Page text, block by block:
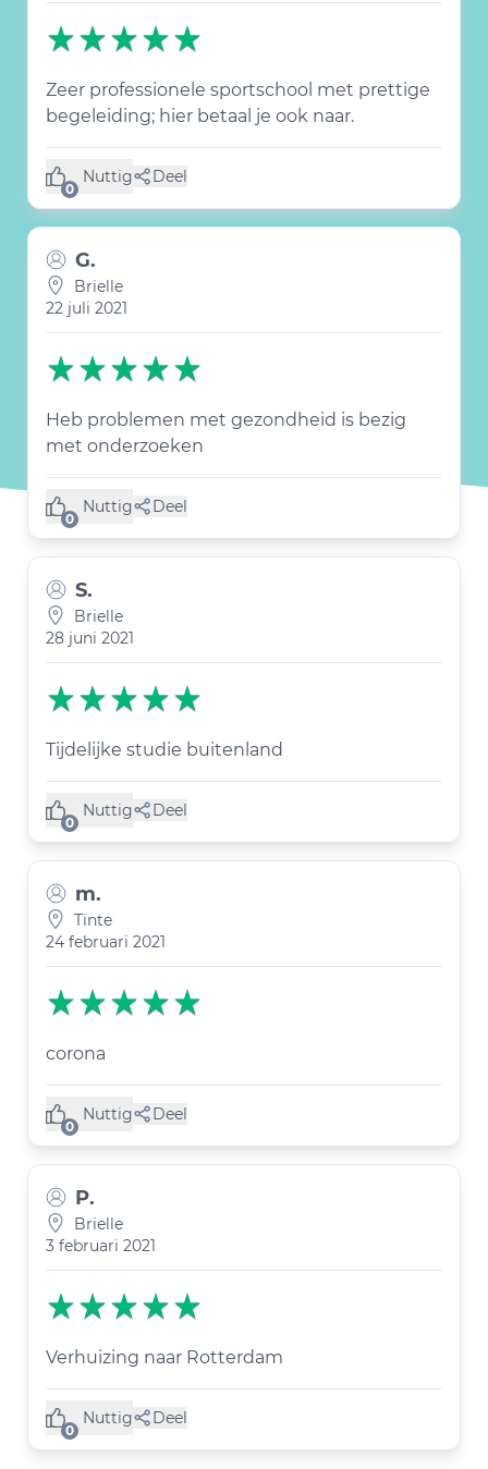
Zeer professionele sportschool met prettige
begeleiding; hier betaal je ook naar.
0
Nuttig
(0 like) Deel
G.
Brielle
22 juli 2021
Heb problemen met gezondheid is bezig
met onderzoeken
0
Nuttig
(0 like) Deel
S.
Brielle
28 juni 2021
Tijdelijke studie buitenland
0
Nuttig
(0 like) Deel
m.
Tinte
24 februari 2021
corona
0
Nuttig
(0 like) Deel
P.
Brielle
3 februari 2021
Verhuizing naar Rotterdam
0
Nuttig
(0 like) Deel